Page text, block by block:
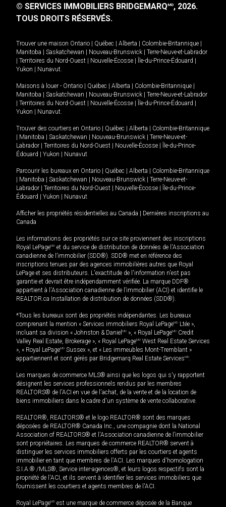
© SERVICES IMMOBILIERS BRIDGEMARQMD, 2026.
TOUS DROITS RÉSERVÉS.
Trouver une maison Ontario Québec Alberta Colombie-Britannique
Manitoba
Saskatchewan Nouveau-Brunswick
Terre-Neuve-et-Labrador
Territoires du Nord-Ouest Nouvelle-Écosse Île-du-Prince-Édouard
Yukon
Nunavut.
Maisons à louer - Ontario Québec Alberta Colombie-Britannique
Manitoba
Saskatchewan Nouveau-Brunswick
Terre-Neuve-et-Labrador
Territoires du Nord-Ouest Nouvelle-Écosse Île-du-Prince-Édouard
Yukon
Nunavut.
Trouver des courtiers en Ontario Québec Alberta
Colombie-Britannique
Manitoba Saskatchewan Nouveau-Brunswick
Terre-Neuve-et-
Labrador
Territoires du Nord-Ouest Nouvelle-Écosse
Île-du-Prince-
Édouard
Yukon Nunavut
Parcourir les bureaux en Ontario Québec Alberta
Colombie-Britannique
Manitoba Saskatchewan Nouveau-Brunswick
Terre-Neuve-et-
Labrador
Territoires du Nord-Ouest Nouvelle-Écosse
Île-du-Prince-
Édouard
Yukon Nunavut
Afficher les propriétés résidentielles au Canada
Dernières inscriptions au
Canada
Les informations des propriétés sur ce site proviennent des inscriptions
Royal LePageMD et du service de distribution de données de l'Association
canadienne de l’immobilier (SDD®). SDD® met en référence des
inscriptions tenues par des agences immobilières autres que Royal
LePage et ses distributeurs. L'exactitude de l'information n'est pas
garantie et devrait être indépendamment vérifiée. La marque DDF®
appartient à l'Association canadienne de l’immobilier (ACI) et identifie le
REALTOR.ca Installation de distribution de données (SDD®).
*Tous les bureaux sont des propriétés indépendantes. Les bureaux
comprenant la mention « Services immobiliers Royal LePageMD Ltée »,
incluant sa division « Johnston & Daniel MD », « Royal LePageMD Credit
Valley Real Estate, Brokerage », « Royal LePageMD West Real Estate Services
», « Royal LePageMD Sussex », et « Les immeubles Mont-Tremblant »
appartiennent et sont gérés par Bridgemarq Real Estate ServicesMD.
Les marques de commerce MLS® ainsi que les logos qui s'y rapportent
désignent les services professionnels rendus par les membres
REALTORS® de l'ACI en vue de l'achat, de la vente et de la location de
biens immobiliers dans le cadre d'un système de vente collaborative.
REALTOR®, REALTORS® et le logo REALTOR® sont des marques
déposées de REALTOR® Canada Inc., une compagnie dont la National
Association of REALTORS® et l'Association canadienne de l’immobilier
sont propriétaires. Les marques de commerce REALTOR® servent à
distinguer les services immobiliers offerts par les courtiers et agents
immobilier en tant que membres de l'ACI. Les marques d'homologation
S.I.A.® /MLS®, Service inter-agences®, et leurs logos respectifs sont la
propriété de l'ACI, et ils servent à identifier les services immobiliers que
fournissent les courtiers et agents membres de l'ACI.
Royal LePageMD est une marque de commerce déposée de la Banque